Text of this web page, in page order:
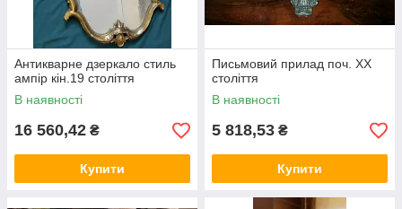
Антикварне дзеркало стиль
ампір кін.19 століття
В наявності
16 560,42 ₴
Купити
Письмовий прилад поч. ХХ
століття
В наявності
5 818,53 ₴
Купити